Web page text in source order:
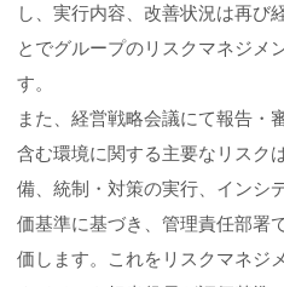
し、実行内容、改善状況は再び
とでグループのリスクマネジメ
す。
また、経営戦略会議にて報告・
含む環境に関する主要なリスク
備、統制・対策の実行、インシ
価基準に基づき、管理責任部署
価します。これをリスクマネジ